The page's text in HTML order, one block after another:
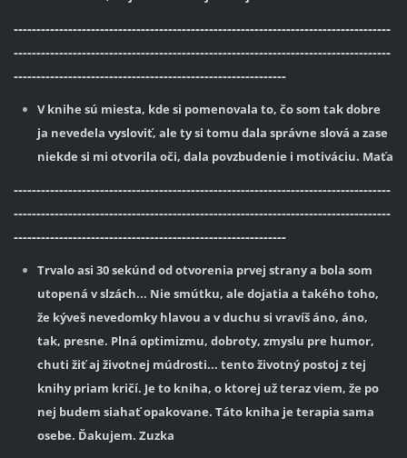
-----------------------------------------------------------------------------------
-----------------------------------------------------------------------------------
------------------------------------------------------------
V knihe sú miesta, kde si pomenovala to, čo som tak dobre
ja nevedela vysloviť, ale ty si tomu dala správne slová a zase
niekde si mi otvorila oči, dala povzbudenie i motiváciu. Maťa
-----------------------------------------------------------------------------------
-----------------------------------------------------------------------------------
------------------------------------------------------------
Trvalo asi 30 sekúnd od otvorenia prvej strany a bola som
utopená v slzách... Nie smútku, ale dojatia a takého toho,
že kýveš nevedomky hlavou a v duchu si vravíš áno, áno,
tak, presne. Plná optimizmu, dobroty, zmyslu pre humor,
chuti žiť aj životnej múdrosti... tento životný postoj z tej
knihy priam kričí. Je to kniha, o ktorej už teraz viem, že po
nej budem siahať opakovane. Táto kniha je terapia sama
osebe. Ďakujem. Zuzka